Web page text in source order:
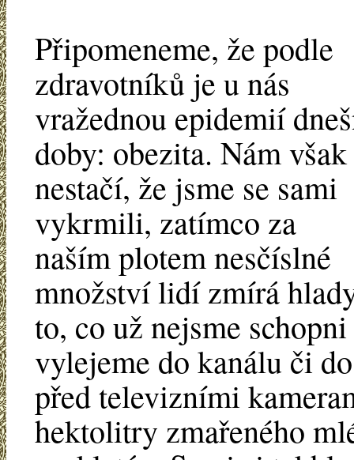
Připomeneme, že podle
zdravotníků je u nás
vražednou epidemií
doby: obezita. Nám však
nestačí, že jsme se sami
vykrmili, zatímco za
naším plotem nesčíslné
množství lidí zmírá
to, co už nejsme
vylejeme do kanálu či
před televizními
hektolitry zmařeného